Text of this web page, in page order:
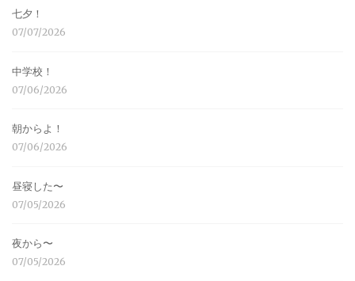
七夕！
07/07/2026
中学校！
07/06/2026
朝からよ！
07/06/2026
昼寝した〜
07/05/2026
夜から〜
07/05/2026